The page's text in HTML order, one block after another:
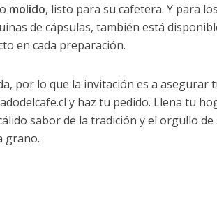
molido, listo para su cafetera. Y para
de cápsulas, también está
en cada preparación.
por lo que la invitación es a asegurar
y haz tu pedido. Llena tu
sabor de la tradición y el orgullo de
grano.